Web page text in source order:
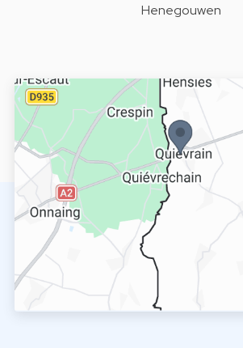
Henegouwen